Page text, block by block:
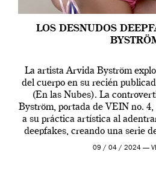
LOS DESNUDOS
La artista Arvida Byström
del cuerpo en su recién
(En las Nubes). La
Byström, portada de VEIN no.
a su práctica artística al
deepfakes, creando una serie
por […]
09 / 04 / 2024 —